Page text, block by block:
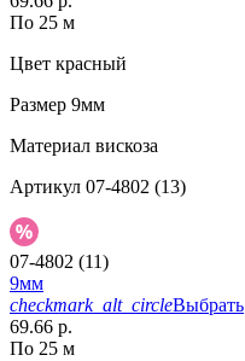
По 25 м
Цвет красный
Размер 9мм
Материал вискоза
Артикул 07-4802 (13)
07-4802 (11)
9мм
checkmark_alt_circleВыбрать
69.66 р.
По 25 м